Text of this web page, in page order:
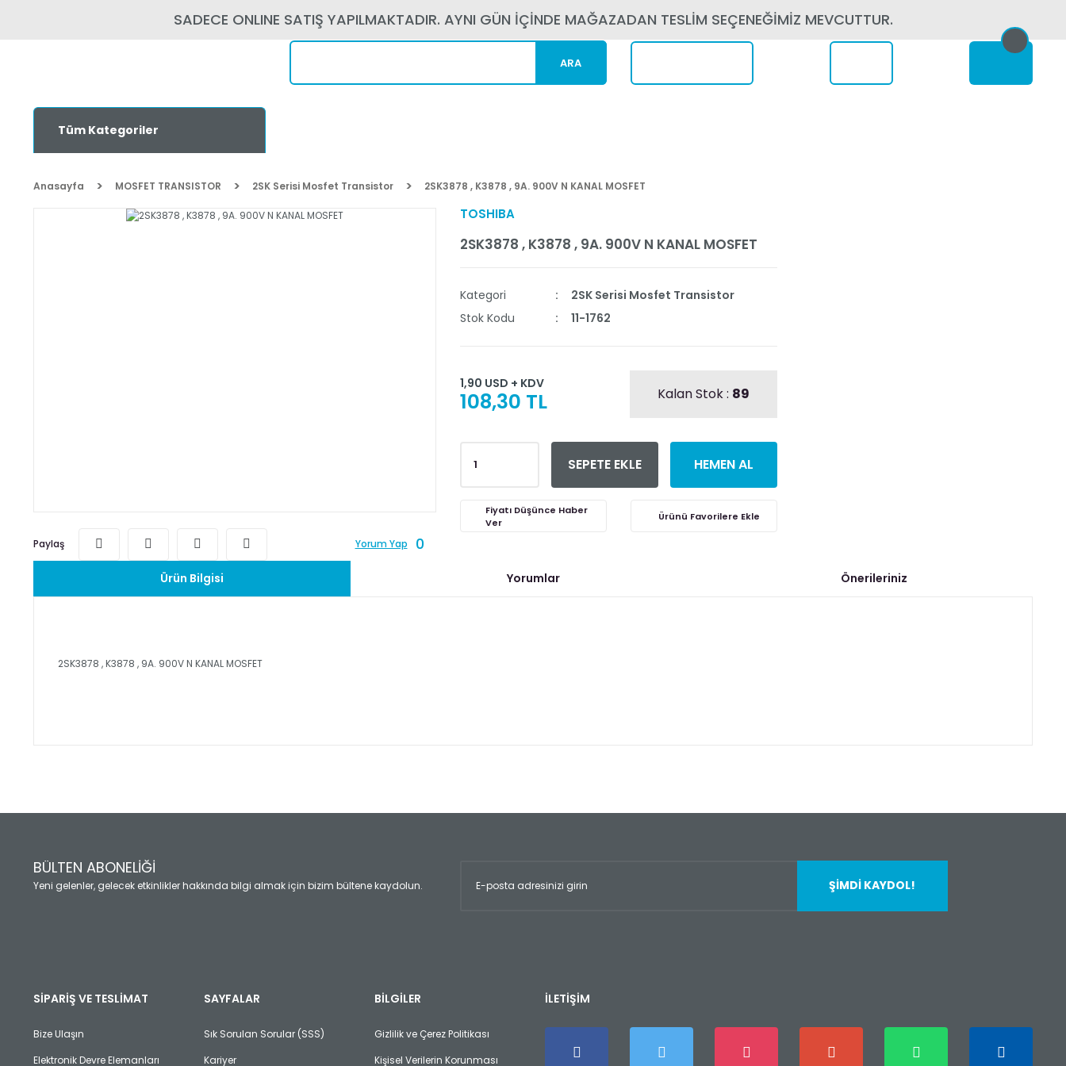
SADECE ONLINE SATIŞ YAPILMAKTADIR. AYNI GÜN İÇİNDE MAĞAZADAN TESLİM SEÇENEĞİMİZ MEVCUTTUR.
ARA
Tüm Kategoriler
Anasayfa MOSFET TRANSISTOR 2SK Serisi Mosfet Transistor 2SK3878 , K3878 , 9A. 900V N KANAL MOSFET
Paylaş Yorum Yap 0
TOSHIBA
2SK3878 , K3878 , 9A. 900V N KANAL MOSFET
Kategori
2SK Serisi Mosfet Transistor
Stok Kodu
11-1762
1,90 USD + KDV
108,30 TL Kalan Stok : 89
SEPETE EKLE HEMEN AL
Fiyatı Düşünce Haber
Ver
Ürün Bilgisi Yorumlar Önerileriniz
2SK3878 , K3878 , 9A. 900V N KANAL MOSFET
Yorum Yaz
Ürün açıklamasında eksik bilgiler bulunuyor.
Ürün fiyatı diğer sitelerden daha pahalı.
Bu ürüne benzer farklı alternatifler olmalı.
BÜLTEN ABONELİĞİ
Yeni gelenler, gelecek etkinlikler hakkında bilgi almak için bizim bültene kaydolun. ŞİMDİ KAYDOL!
SİPARİŞ VE TESLİMAT
Bize Ulaşın
Elektronik Devre Elemanları
SAYFALAR
Sık Sorulan Sorular (SSS)
Kariyer
BİLGİLER
Gizlilik ve Çerez Politikası
Kişisel Verilerin Korunması
İLETİŞİM